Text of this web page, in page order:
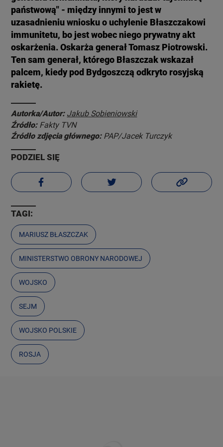
państwową" - między innymi to jest w
uzasadnieniu wniosku o uchylenie Błaszczakowi
immunitetu, bo jest wobec niego prywatny akt
oskarżenia. Oskarża generał Tomasz Piotrowski.
Ten sam generał, którego Błaszczak wskazał
palcem, kiedy pod Bydgoszczą odkryto rosyjską
rakietę.
Autorka/Autor: Jakub Sobieniowski
Źródło: Fakty TVN
Źródło zdjęcia głównego: PAP/Jacek Turczyk
PODZIEL SIĘ
TAGI:
MARIUSZ BŁASZCZAK
MINISTERSTWO OBRONY NARODOWEJ
WOJSKO
SEJM
WOJSKO POLSKIE
ROSJA